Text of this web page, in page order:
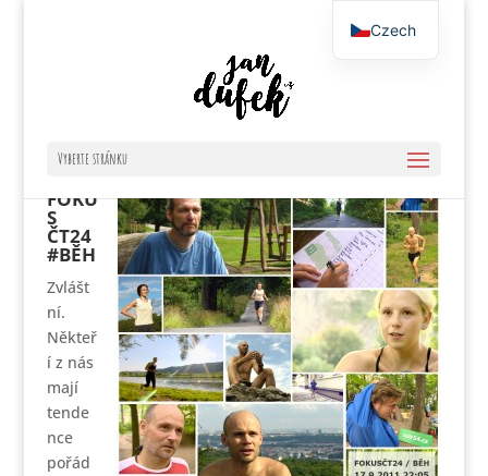
Vyberte stránku
FOKU
S
ČT24
#BĚH
Zvlášt
ní.
Někteř
í z nás
mají
tende
nce
pořád
Czech